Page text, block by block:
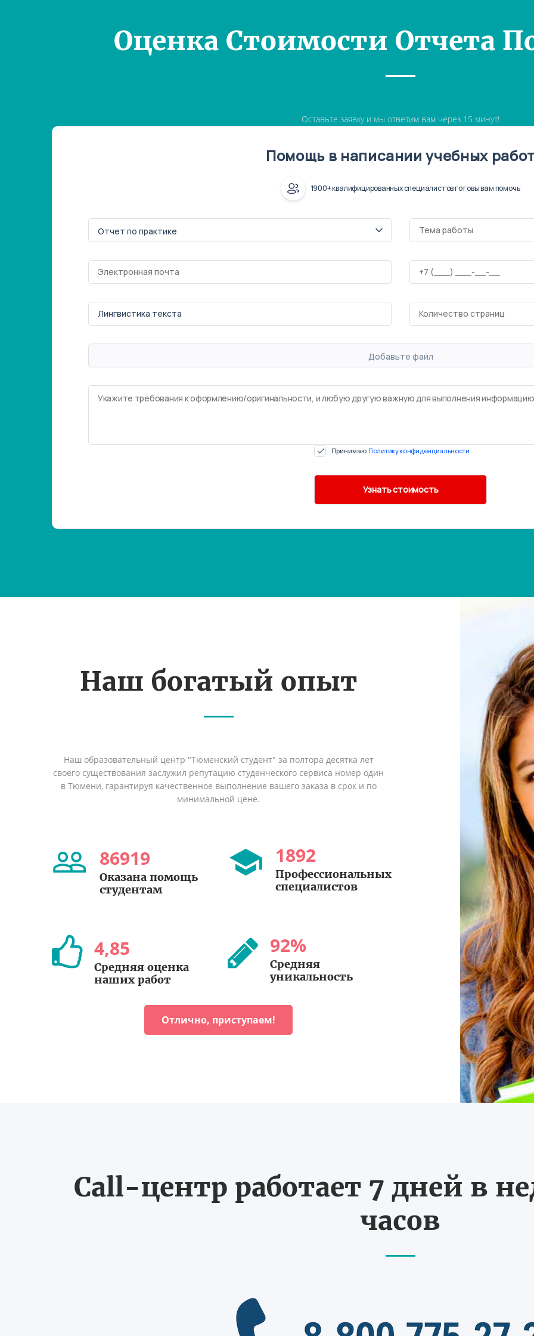
Оценка Стоимости Отчета
Оставьте заявку и мы ответим вам через 15 минут!
Помощь в написании учебных
1900+ квалифицированных специалистов готовы вам помочь
Добавьте файл
Принимаю Политику конфиденциальности
Наш богатый опыт
Наш образовательный центр "Тюменский студент" за полтора десятка лет
своего существования заслужил репутацию студенческого сервиса номер один
в Тюмени, гарантируя качественное выполнение вашего заказа в срок и по
минимальной цене.
86919
Оказана помощь
студентам
1892
Профессиональных
специалистов
4,85
Средняя оценка
наших работ
92%
Средняя
уникальность
Отлично, приступаем!
Call-центр работает 7 дней в
часов